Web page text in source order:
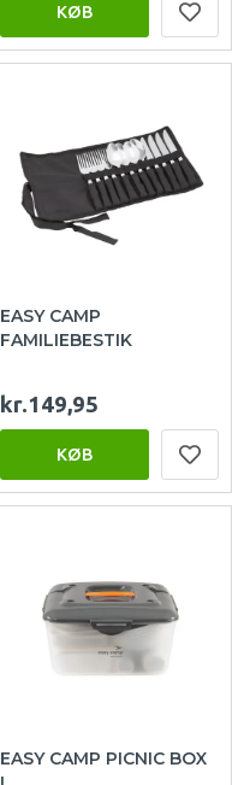
KØB
EASY CAMP
FAMILIEBESTIK
kr.149,95
KØB
EASY CAMP PICNIC BOX